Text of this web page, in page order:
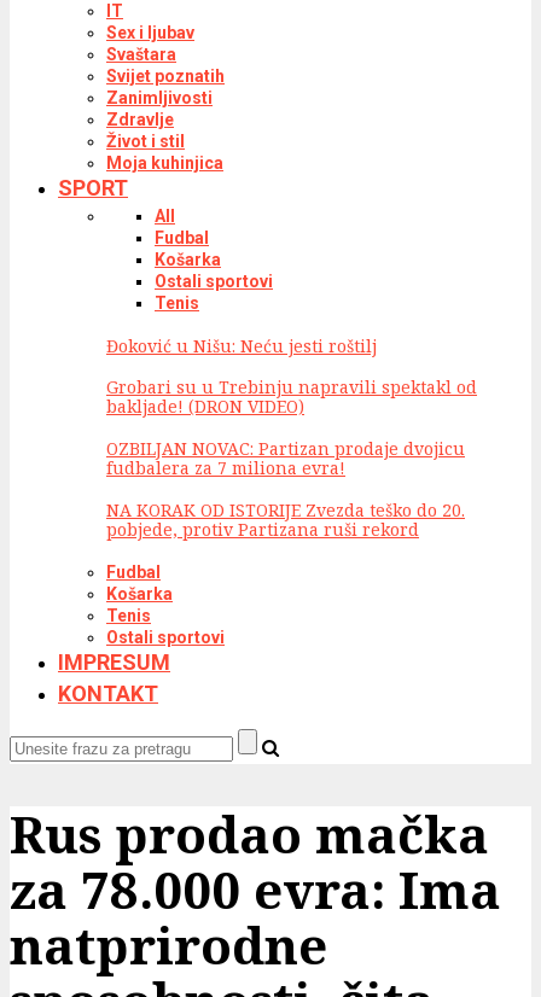
IT
Sex i ljubav
Svaštara
Svijet poznatih
Zanimljivosti
Zdravlje
Život i stil
Moja kuhinjica
SPORT
All
Fudbal
Košarka
Ostali sportovi
Tenis
Đoković u Nišu: Neću jesti roštilj
Grobari su u Trebinju napravili spektakl od
bakljade! (DRON VIDEO)
OZBILJAN NOVAC: Partizan prodaje dvojicu
fudbalera za 7 miliona evra!
NA KORAK OD ISTORIJE Zvezda teško do 20.
pobjede, protiv Partizana ruši rekord
Fudbal
Košarka
Tenis
Ostali sportovi
IMPRESUM
KONTAKT
Rus prodao mačka
za 78.000 evra: Ima
natprirodne